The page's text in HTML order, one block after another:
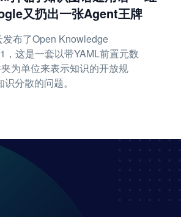
又扔出一张Agent王牌
布了Open Knowledge
，这是一套以带YAML前置元数
为单位来表示知识的开放规
分散的问题。